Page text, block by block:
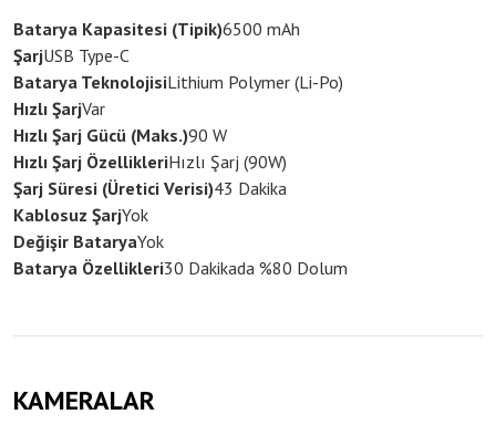
Batarya Kapasitesi (Tipik)6500 mAh
ŞarjUSB Type-C
Batarya TeknolojisiLithium Polymer (Li-Po)
Hızlı ŞarjVar
Hızlı Şarj Gücü (Maks.)90 W
Hızlı Şarj ÖzellikleriHızlı Şarj (90W)
Şarj Süresi (Üretici Verisi)43 Dakika
Kablosuz ŞarjYok
Değişir BataryaYok
Batarya Özellikleri30 Dakikada %80 Dolum
KAMERALAR